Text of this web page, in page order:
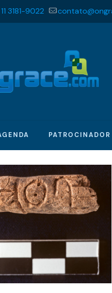
3181-9022
PATROCINADOR